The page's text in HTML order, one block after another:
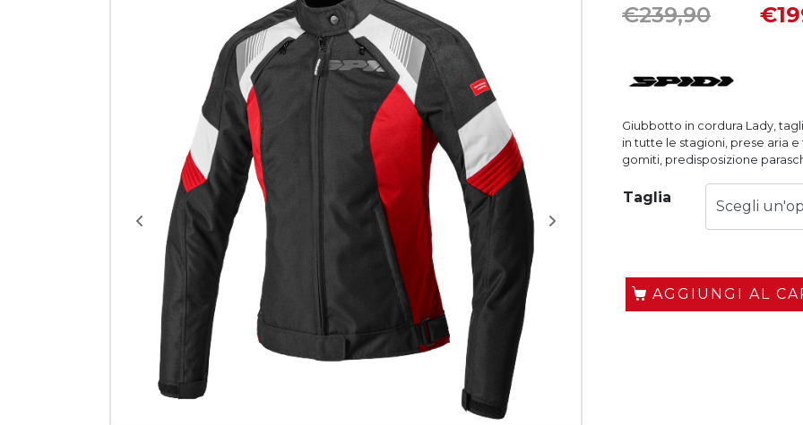
€239,90 €
Giubbotto in cordura Lady,
in tutte le stagioni, prese aria
gomiti, predisposizione
Taglia
AGGIUNGI AL